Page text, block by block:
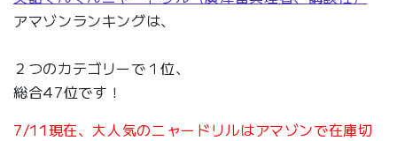
アマゾンランキングは、
２つのカテゴリーで１位、
総合47位です！
7/11現在、大人気のニャードリルはアマゾンで在庫切